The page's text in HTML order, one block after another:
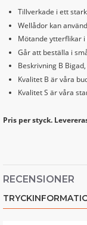
Tillverkade i ett
Wellådor kan
Mötande ytterflikar
Går att beställa i
Beskrivning B
Kvalitet B är våra
Kvalitet S är våra
Pris per styck.
RECENSIONER